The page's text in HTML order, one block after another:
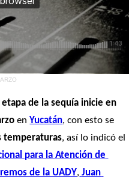
de la sequía inicie en
en Yucatán, con esto se
temperaturas, así lo indicó el
para la Atención de
de la UADY, Juan